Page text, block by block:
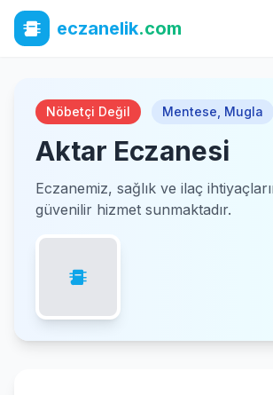
eczanelik.com
Nöbetçi Değil Mentese Mugla
Aktar Eczanesi
Eczanemiz, sağlık ve ilaç
güvenilir hizmet sunmaktadır.